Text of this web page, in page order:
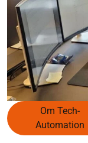
Om Tech-
Automation